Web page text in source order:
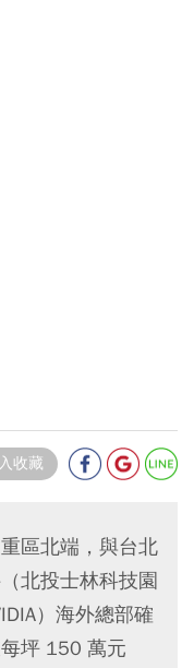
收藏
區北端，與台北
北投士林科技園
）海外總部確
坪 150 萬元